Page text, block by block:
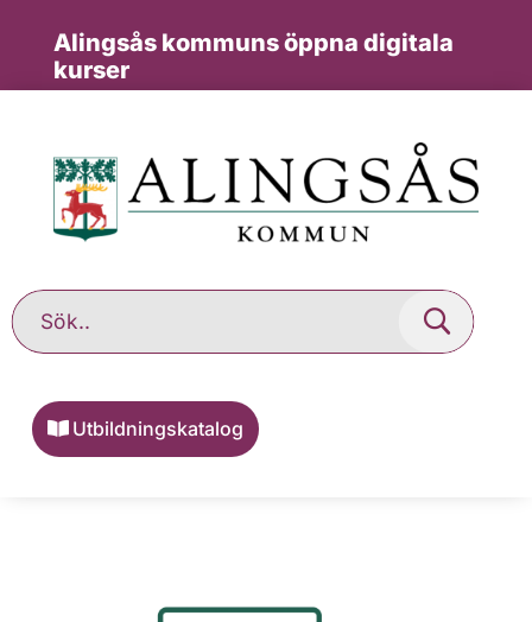
Alingsås kommuns öppna digitala
kurser
Utbildningskatalog